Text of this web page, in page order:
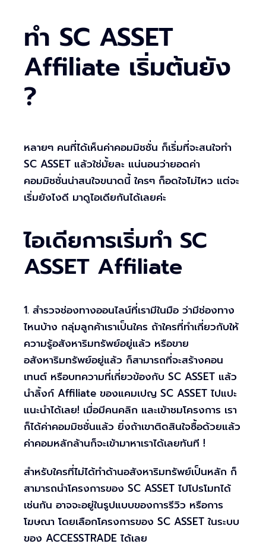
ทำ SC ASSET
Affiliate เริ่มต้นยัง
?
หลายๆ คนที่ได้เห็นค่าคอมมิชชั่น ก็เริ่มที่จะสนใจทำ
SC ASSET แล้วใช่มั้ยละ แน่นอนว่ายอดค่า
คอมมิชชั่นน่าสนใจขนาดนี้ ใครๆ ก็อดใจไม่ไหว แต่จะ
เริ่มยังไงดี มาดูไอเดียกันได้เลยค่ะ
ไอเดียการเริ่มทำ SC
ASSET Affiliate
1. สำรวจช่องทางออนไลน์ที่เรามีในมือ ว่ามีช่องทาง
ไหนบ้าง กลุ่มลูกค้าเราเป็นใคร ถ้าใครที่ทำเกี่ยวกับให้
ความรู้อสังหาริมทรัพย์อยู่แล้ว หรือขาย
อสังหาริมทรัพย์อยู่แล้ว ก็สามารถที่จะสร้างคอน
เทนต์ หรือบทความที่เกี่ยวข้องกับ SC ASSET แล้ว
นำลิ้งก์ Affiliate ของแคมเปญ SC ASSET ไปแปะ
แนะนำได้เลย! เมื่อมีคนคลิก และเข้าชมโครงการ เรา
ก็ได้ค่าคอมมิชชั่นแล้ว ยิ่งถ้าเขาติดสินใจซื้อด้วยแล้ว
ค่าคอมหลักล้านก็จะเข้ามาหาเราได้เลยทันที !
สำหรับใครที่ไม่ได้ทำด้านอสังหาริมทรัพย์เป็นหลัก ก็
สามารถนำโครงการของ SC ASSET ไปโปรโมทได้
เช่นกัน อาจจะอยู่ในรูปแบบของการรีวิว หรือการ
โฆษณา โดยเลือกโครงการของ SC ASSET ในระบบ
ของ ACCESSTRADE ได้เลย